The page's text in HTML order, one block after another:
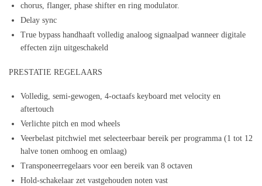
chorus, flanger, phase shifter en ring modulator.
Delay sync
True bypass handhaaft volledig analoog signaalpad wanneer digitale
effecten zijn uitgeschakeld
PRESTATIE REGELAARS
Volledig, semi-gewogen, 4-octaafs keyboard met velocity en
aftertouch
Verlichte pitch en mod wheels
Veerbelast pitchwiel met selecteerbaar bereik per programma (1 tot 12
halve tonen omhoog en omlaag)
Transponeerregelaars voor een bereik van 8 octaven
Hold-schakelaar zet vastgehouden noten vast